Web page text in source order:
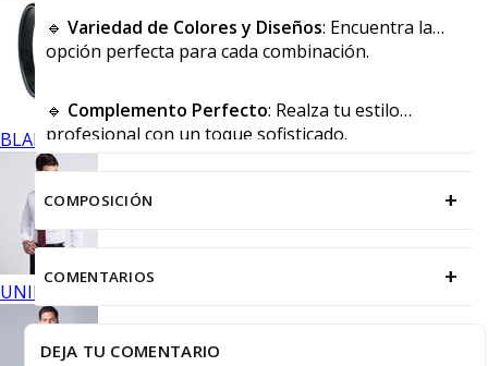
BLANCOS
UNIFORMES
🔹 Variedad de Colores y Diseños: Encuentra la
opción perfecta para cada combinación.
🔹 Complemento Perfecto: Realza tu estilo
profesional con un toque sofisticado.
COMPOSICIÓN +
COMENTARIOS +
DEJA TU COMENTARIO